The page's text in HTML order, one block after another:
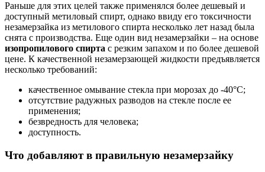
Раньше для этих целей также применялся более дешевый и
доступный метиловый спирт, однако ввиду его токсичности
незамерзайка из метилового спирта несколько лет назад была
снята с производства. Еще один вид незамерзайки – на основе
изопропилового спирта с резким запахом и по более дешевой
цене. К качественной незамерзающей жидкости предъявляется
несколько требований:
качественное омывание стекла при морозах до -40°C;
отсутствие радужных разводов на стекле после ее
применения;
безвредность для человека;
доступность.
Что добавляют в правильную незамерзайку